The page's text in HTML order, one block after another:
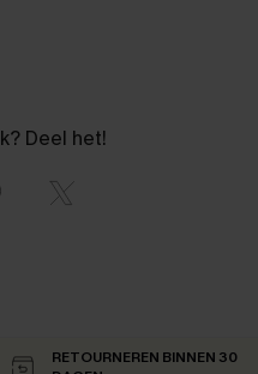
Deel het!
RETOURNEREN BINNEN 30